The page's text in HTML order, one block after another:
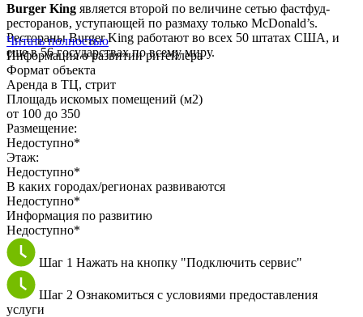
Burger King является второй по величине сетью фастфуд-
ресторанов, уступающей по размаху только McDonald’s.
Рестораны Burger King работают во всех 50 штатах США, и
еще в 56 государствах по всему миру.
Читать полностью
Информация о развитии ритейлера
Формат объекта
Аренда в ТЦ, стрит
Площадь искомых помещений (м2)
от 100 до 350
Размещение:
Недоступно*
Этаж:
Недоступно*
В каких городах/регионах развиваются
Недоступно*
Информация по развитию
Недоступно*
Шаг 1 Нажать на кнопку "Подключить сервис"
Шаг 2 Ознакомиться с условиями предоставления
услуги